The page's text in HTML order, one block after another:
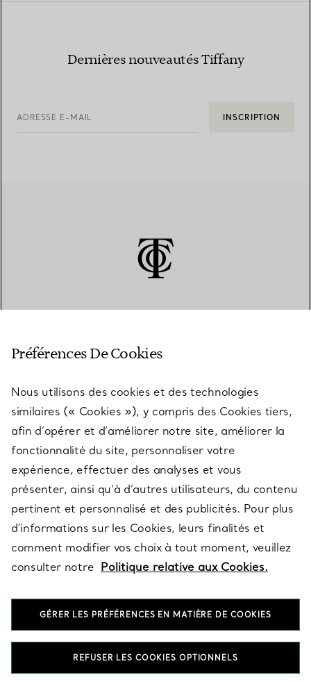
Dernières nouveautés Tiffany
ADRESSE E-MAIL INSCRIPTION
SERVICES
À PROPOS
QUESTIONS LÉGALES
SUIVEZ-NOUS
T&Co. 2026
Préférences De Cookies
Nous utilisons des cookies et des technologies
similaires (« Cookies »), y compris des Cookies tiers,
afin d’opérer et d’améliorer notre site, améliorer la
fonctionnalité du site, personnaliser votre
expérience, effectuer des analyses et vous
présenter, ainsi qu’à d’autres utilisateurs, du contenu
pertinent et personnalisé et des publicités. Pour plus
d’informations sur les Cookies, leurs finalités et
comment modifier vos choix à tout moment, veuillez
consulter notre Politique relative aux Cookies.
GÉRER LES PRÉFÉRENCES EN MATIÈRE DE COOKIES
REFUSER LES COOKIES OPTIONNELS